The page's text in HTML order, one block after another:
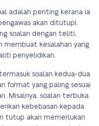
adalah penting kerana ia
akan ditutupi.
soalan dengan teliti,
membuat kesalahan yang
penyelidikan.
soalan kedua-dua
format yang paling sesuai
Misalnya, soalan terbuka
kebebasan kepada
tutup akan memerlukan